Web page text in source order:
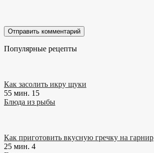
Популярные рецепты
Как засолить икру щуки
55 мин. 15
Блюда из рыбы
Как приготовить вкусную гречку на гарнир
25 мин. 4